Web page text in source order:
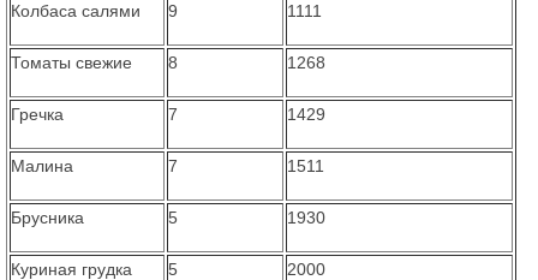
Колбаса салями 9 1111
Томаты свежие 8 1268
Гречка 7 1429
Малина 7 1511
Брусника 5 1930
Куриная грудка 5 2000